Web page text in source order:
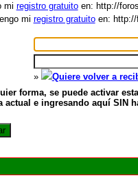
mi registro gratuitoen: http://
mi registro gratuitoen: http://
»
Quiere volver a
forma, se puede activar
actual e ingresando aquí SIN